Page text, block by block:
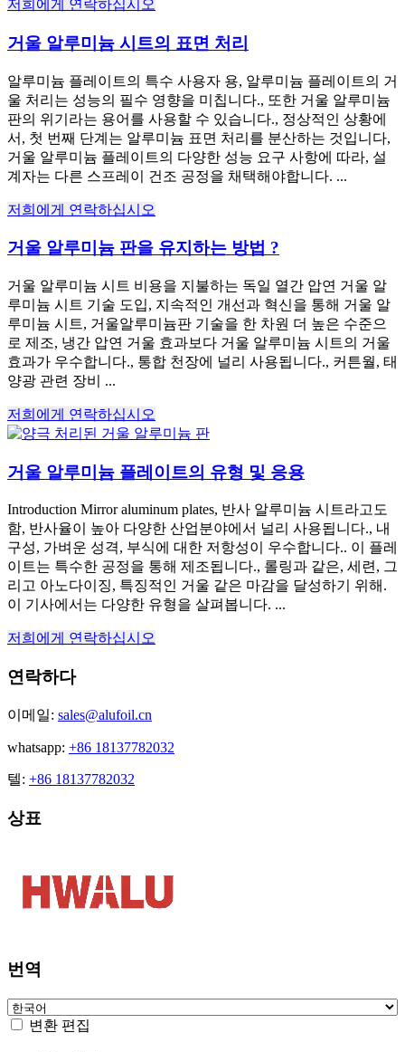
저희에게 연락하십시오
거울 알루미늄 시트의 표면 처리
알루미늄 플레이트의 특수 사용자 용, 알루미늄 플레이트의 거
울 처리는 성능의 필수 영향을 미칩니다., 또한 거울 알루미늄
판의 위기라는 용어를 사용할 수 있습니다., 정상적인 상황에
서, 첫 번째 단계는 알루미늄 표면 처리를 분산하는 것입니다,
거울 알루미늄 플레이트의 다양한 성능 요구 사항에 따라, 설
계자는 다른 스프레이 건조 공정을 채택해야합니다. ...
저희에게 연락하십시오
거울 알루미늄 판을 유지하는 방법 ?
거울 알루미늄 시트 비용을 지불하는 독일 열간 압연 거울 알
루미늄 시트 기술 도입, 지속적인 개선과 혁신을 통해 거울 알
루미늄 시트, 거울알루미늄판 기술을 한 차원 더 높은 수준으
로 제조, 냉간 압연 거울 효과보다 거울 알루미늄 시트의 거울
효과가 우수합니다., 통합 천장에 널리 사용됩니다., 커튼월, 태
양광 관련 장비 ...
저희에게 연락하십시오
거울 알루미늄 플레이트의 유형 및 응용
Introduction Mirror aluminum plates, 반사 알루미늄 시트라고도
함, 반사율이 높아 다양한 산업분야에서 널리 사용됩니다., 내
구성, 가벼운 성격, 부식에 대한 저항성이 우수합니다.. 이 플레
이트는 특수한 공정을 통해 제조됩니다., 롤링과 같은, 세련, 그
리고 아노다이징, 특징적인 거울 같은 마감을 달성하기 위해.
이 기사에서는 다양한 유형을 살펴봅니다. ...
저희에게 연락하십시오
연락하다
이메일: sales@alufoil.cn
whatsapp: +86 18137782032
텔: +86 18137782032
상표
번역
변환 편집